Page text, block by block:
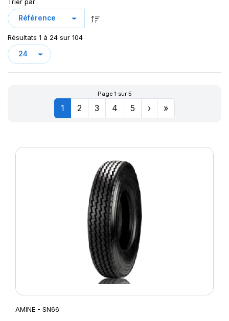
GAR558
H02 COLD D
H02 COLD S
HL U02EPM
Résultats 1 à 24 sur 104
Page 1 sur 5
1 2 3 4 5 › »
AMINE - SN66